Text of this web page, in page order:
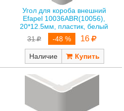
Угол для короба внешний
Efapel 10036ABR(10056),
20*12.5мм, пластик, белый
31
-48 % 16
Наличие